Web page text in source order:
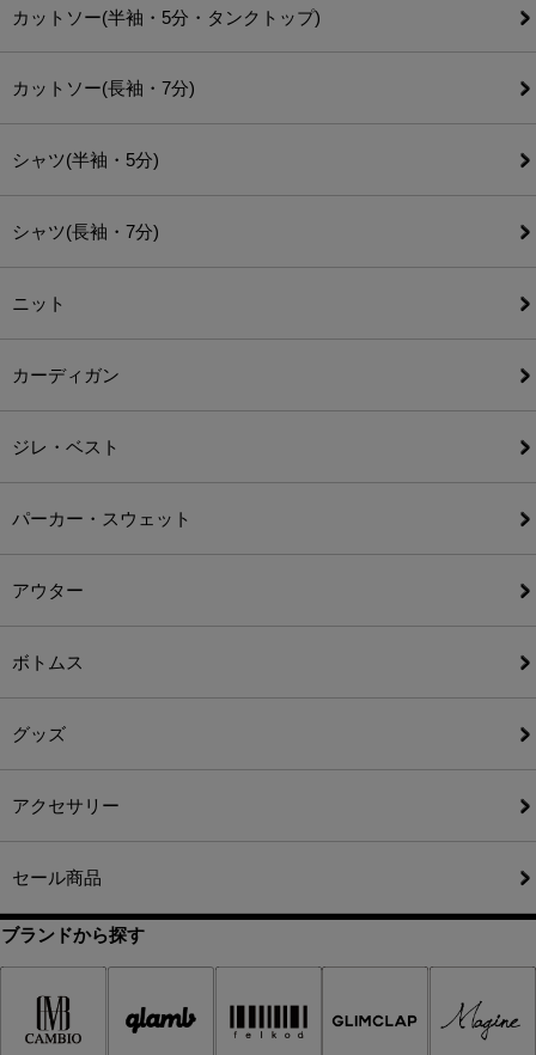
カットソー(半袖・5分・タンクトップ)
カットソー(長袖・7分)
シャツ(半袖・5分)
シャツ(長袖・7分)
ニット
カーディガン
ジレ・ベスト
パーカー・スウェット
アウター
ボトムス
グッズ
アクセサリー
セール商品
ブランドから探す